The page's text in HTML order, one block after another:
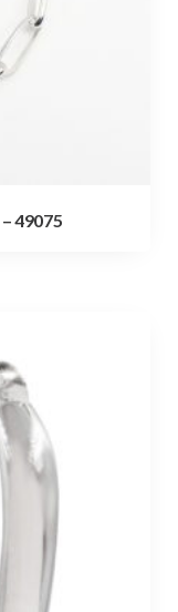
49075